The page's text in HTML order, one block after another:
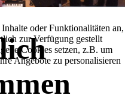
oder Funktionalitäten an,
zur Verfügung gestellt
Cookies setzen, z.B. um
Angebote zu personalisieren